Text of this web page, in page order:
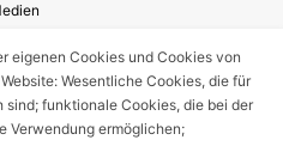
eigenen Cookies und Cookies von
Wesentliche Cookies, die für
funktionale Cookies, die bei der
Verwendung ermöglichen;